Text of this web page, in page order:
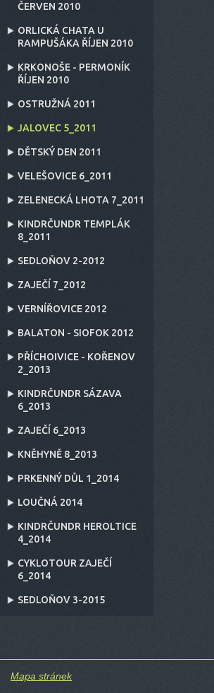
ČERVEN 2010
ORLICKÁ CHATA U
RAMPUŠÁKA ŘÍJEN 2010
KRKONOŠE - PERMONÍK
ŘÍJEN 2010
OSTRUŽNÁ 2011
JALOVEC 5_2011
DĚTSKÝ DEN 2011
VELEŠOVICE 6_2011
ZELENECKÁ LHOTA 7_2011
KINDRČUNDR TEMPLÁK
8_2011
SEDLOŇOV 2-2012
ZAJEČÍ 7_2012
VERNÍŘOVICE 2012
BALATON - SIOFOK 2012
PŘÍCHOIVICE - KOŘENOV
2_2013
KINDRČUNDR SÁZAVA
6_2013
ZAJEČÍ 6_2013
KNĚHYNĚ 8_2013
PRKENNÝ DŮL 1_2014
LOUČNÁ 2014
KINDRČUNDR HEROLTICE
4_2014
CYKLOTOUR ZAJEČÍ
6_2014
SEDLOŇOV 3-2015
Mapa stránek